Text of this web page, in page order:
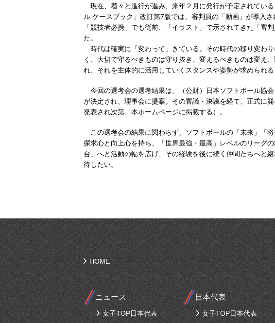
現在、着々と進行が進み、来年２月に発行が予定されてい
ル ケースブック」改訂第7版では、審判員の「動画」が導入
「競技者必携」でも従前、「イラスト」で示されてきた「審
た。
時代は確実に「変わって」きている。その時代の移り変わ
く、大切で守るべきものは守り抜き、変えるべきものは変え
れ、それを主体的に活用していくスタンスや姿勢が求められる
今回の選考会の選考結果は、（公財）日本ソフトボール協
が決定され、理事会に提案。その審議・決議を経て、正式に
発表され次第、本ホームページに掲載する）。
この選考会の結果に関わらず、ソフトボールの「未来」「
探求心と向上心を持ち、「世界最強・最高」レベルのリーグ
台」へと活動の幅を広げ、その経験を後に続く仲間たちへと
待したい。
HOME
ニュース
女子TOP日本代表
日本代表
女子TOP日本代表